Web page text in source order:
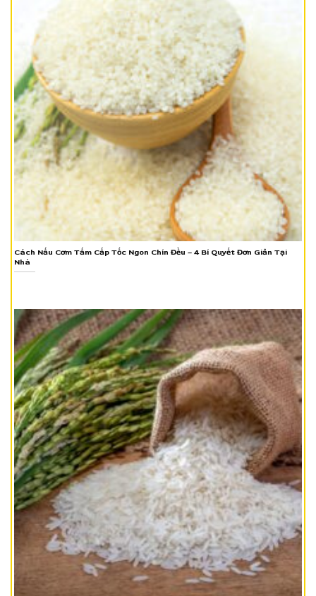
Cách Nấu Cơm Tấm Cấp Tốc Ngon Chín Đều – 4 Bí Quyết Đơn Giản Tại
Nhà